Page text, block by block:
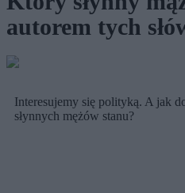
autorem tych
Interesujemy się polityką. A jak
słynnych mężów stanu?